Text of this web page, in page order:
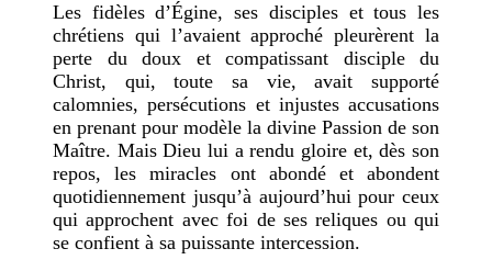
Les fidèles d’Égine, ses disciples et tous les
chrétiens qui l’avaient approché pleurèrent la
perte du doux et compatissant disciple du
Christ, qui, toute sa vie, avait supporté
calomnies, persécutions et injustes accusations
en prenant pour modèle la divine Passion de son
Maître. Mais Dieu lui a rendu gloire et, dès son
repos, les miracles ont abondé et abondent
quotidiennement jusqu’à aujourd’hui pour ceux
qui approchent avec foi de ses reliques ou qui
se confient à sa puissante intercession.